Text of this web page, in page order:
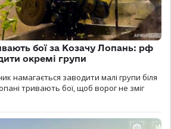
бої за Козачу Лопань: рф
окремі групи
намагається заводити малі групи біля
тривають бої, щоб ворог не зміг